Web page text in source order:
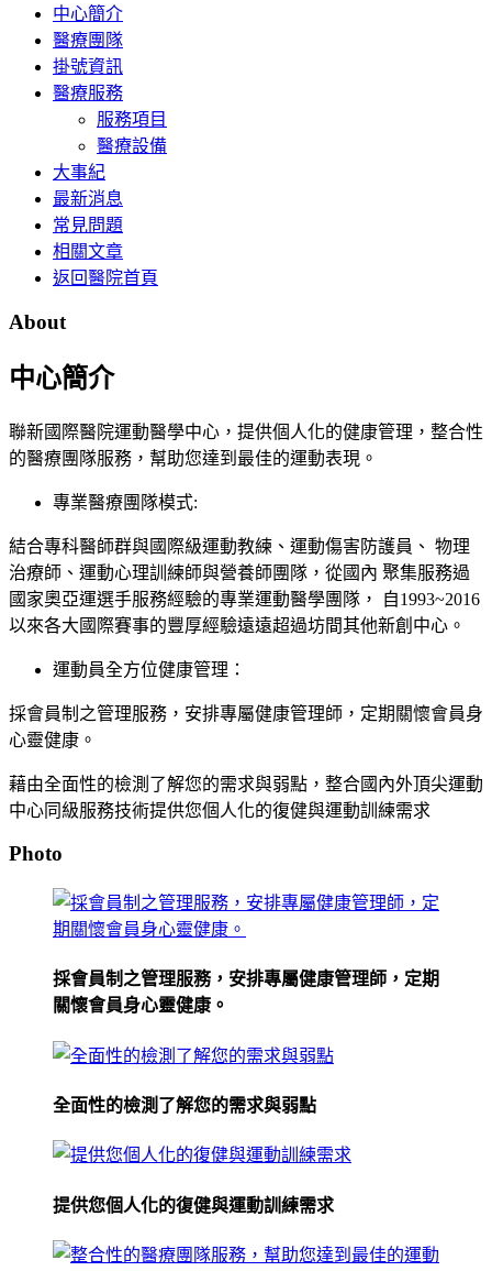
中心簡介
醫療團隊
掛號資訊
醫療服務
服務項目
醫療設備
大事紀
最新消息
常見問題
相關文章
返回醫院首頁
About
中心簡介
聯新國際醫院運動醫學中心，提供個人化的健康管理，整合性
的醫療團隊服務，幫助您達到最佳的運動表現。
專業醫療團隊模式:
結合專科醫師群與國際級運動教練、運動傷害防護員、 物理
治療師、運動心理訓練師與營養師團隊，從國內 聚集服務過
國家奧亞運選手服務經驗的專業運動醫學團隊， 自1993~2016
以來各大國際賽事的豐厚經驗遠遠超過坊間其他新創中心。
運動員全方位健康管理：
採會員制之管理服務，安排專屬健康管理師，定期關懷會員身
心靈健康。
藉由全面性的檢測了解您的需求與弱點，整合國內外頂尖運動
中心同級服務技術提供您個人化的復健與運動訓練需求
Photo
採會員制之管理服務，安排專屬健康管理師，定期
關懷會員身心靈健康。
全面性的檢測了解您的需求與弱點
提供您個人化的復健與運動訓練需求